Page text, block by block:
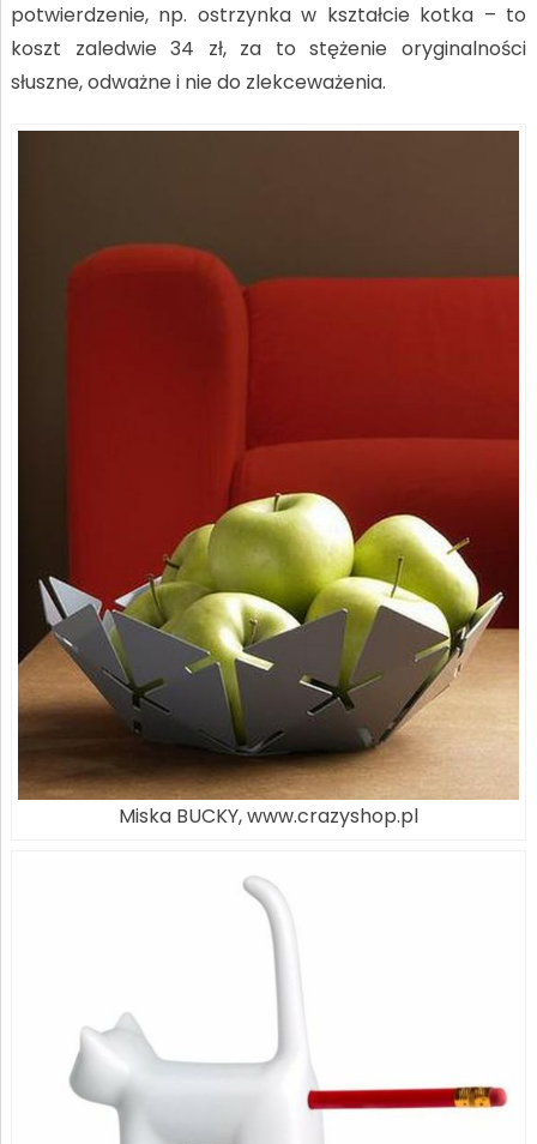
potwierdzenie, np. ostrzynka w kształcie kotka – to
koszt zaledwie 34 zł, za to stężenie oryginalności
słuszne, odważne i nie do zlekceważenia.
Miska BUCKY, www.crazyshop.pl